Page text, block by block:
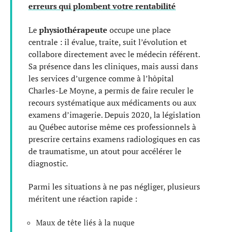
erreurs qui plombent votre rentabilité
Lephysiothérapeute occupe une place
centrale : il évalue, traite, suit l’évolution et
collabore directement avec le médecin référent.
Sa présence dans les cliniques, mais aussi dans
les services d’urgence comme à l’hôpital
Charles-Le Moyne, a permis de faire reculer le
recours systématique aux médicaments ou aux
examens d’imagerie. Depuis 2020, la législation
au Québec autorise même ces professionnels à
prescrire certains examens radiologiques en cas
de traumatisme, un atout pour accélérer le
diagnostic.
Parmi les situations à ne pas négliger, plusieurs
méritent une réaction rapide :
Maux de tête liés à la nuque